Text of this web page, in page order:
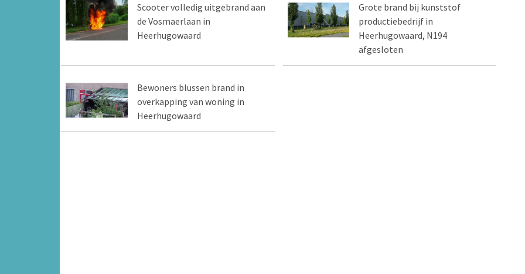
Scooter volledig uitgebrand aan
de Vosmaerlaan in
Heerhugowaard
Grote brand bij kunststof
productiebedrijf in
Heerhugowaard, N194
afgesloten
Bewoners blussen brand in
overkapping van woning in
Heerhugowaard